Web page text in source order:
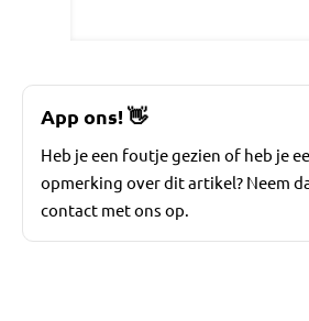
App ons!👋
Heb je een foutje gezien of heb je
opmerking over dit artikel? Neem
contact met ons op.